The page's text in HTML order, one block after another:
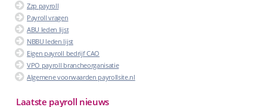
Zzp payroll
Payroll vragen
ABU leden lijst
NBBU leden lijst
Eigen payroll bedrijf CAO
VPO payroll brancheorganisatie
Algemene voorwaarden payrollsite.nl
Laatste payroll nieuws